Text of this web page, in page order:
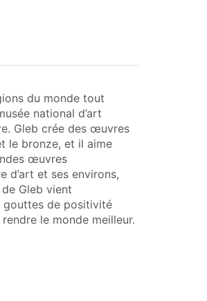
du monde tout
national d’art
Gleb crée des œuvres
le bronze, et il aime
œuvres
d’art et ses environs,
Gleb vient
gouttes de positivité
le monde meilleur.